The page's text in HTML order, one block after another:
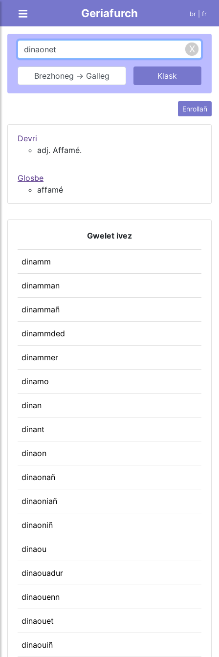
Geriafurch br | fr
Brezhoneg → Galleg
Enrollañ
Devri
adj. Affamé.
Glosbe
affamé
Gwelet ivez
dinamm
dinamman
dinammañ
dinammded
dinammer
dinamo
dinan
dinant
dinaon
dinaonañ
dinaoniañ
dinaoniñ
dinaou
dinaouadur
dinaouenn
dinaouet
dinaouiñ